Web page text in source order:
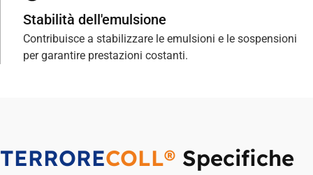
Stabilità dell'emulsione
Contribuisce a stabilizzare le emulsioni e le sospensioni
per garantire prestazioni costanti.
TERRORECOLL® Specifiche